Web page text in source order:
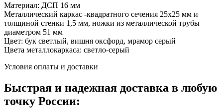
Материал: ДСП 16 мм
Металлический каркас -квадратного сечения 25х25 мм и
толщиной стенки 1,5 мм, ножки из металлической трубы
диаметром 51 мм
Цвет: бук светлый, вишня оксфорд, мрамор серый
Цвета металлокаркаса: светло-серый
Условия оплаты и доставки
Быстрая и надежная доставка в любую
точку России: